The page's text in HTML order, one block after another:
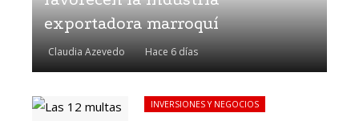
exportadora marroquí
Claudia Azevedo Hace 6 días
INVERSIONES Y NEGOCIOS